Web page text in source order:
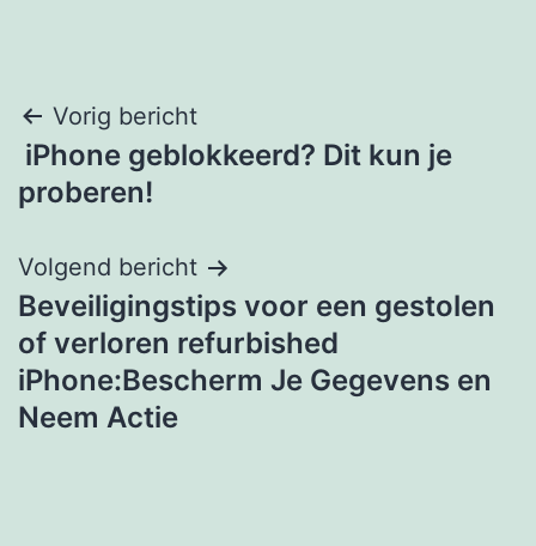
Post
navigation
Vorig bericht
iPhone geblokkeerd? Dit kun je
proberen!
Volgend bericht
Beveiligingstips voor een gestolen
of verloren refurbished
iPhone:Bescherm Je Gegevens en
Neem Actie